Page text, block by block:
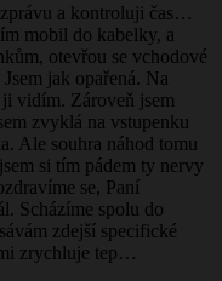
zprávu a kontroluji čas…
mobil do kabelky, a
otevřou se vchodové
jak opařená. Na
ji vidím. Zároveň jsem
zvyklá na vstupenku
Ale souhra náhod tomu
si tím pádem ty nervy
se, Paní
Scházíme spolu do
zdejší specifické
zrychluje tep…